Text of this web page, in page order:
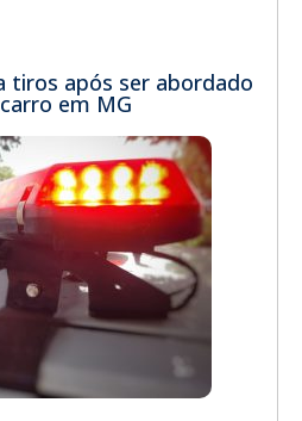
tiros após ser abordado
em MG